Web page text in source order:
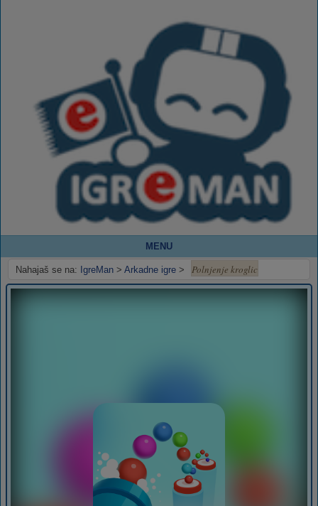
MENU
Nahajaš se na: IgreMan > Arkadne igre > Polnjenje kroglic